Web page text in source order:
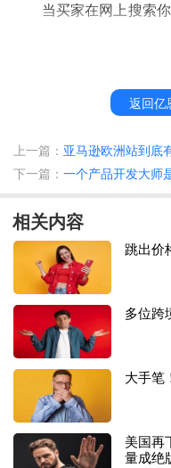
当买家在网上搜索
己的产品出现在搜索引
在内容中添加合适
的，你必须进行一些调
解这一点是非常重要的。
想要知道哪些关键
要想当然地认为你选了
端，搜索引擎不会同意
返回亿
上一篇： 亚马逊欧洲站到底
下一篇： 一个产品开发大师
相关内容
跳出价
多位跨
大手笔
美国再
量成绝